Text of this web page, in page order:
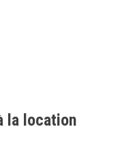
la location